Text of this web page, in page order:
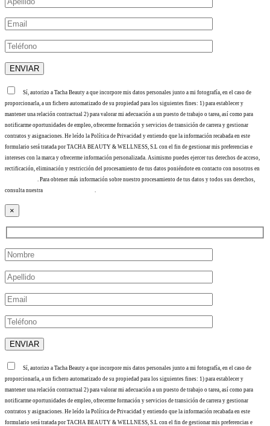
Sí, autorizo a Tacha Beauty a que incorpore mis datos personales junto a mi fotografía, en el caso de
proporcionarla, a un fichero automatizado de su propiedad para los siguientes fines: 1) para establecer y
mantener una relación contractual 2) para valorar mi adecuación a un puesto de trabajo o tarea, así como para
notificarme oportunidades de empleo, ofrecerme formación y servicios de transición de carrera y gestionar
contratos y asignaciones. He leído la Política de Privacidad y entiendo que la información recabada en este
formulario será tratada por TACHA BEAUTY & WELLNESS, S.L con el fin de gestionar mis preferencias e
intereses con la marca y ofrecerme información personalizada. Asimismo puedes ejercer tus derechos de acceso,
rectificación, eliminación y restricción del procesamiento de tus datos poniéndote en contacto con nosotros en
. Para obtener más información sobre nuestro procesamiento de tus datos y todos sus derechos,
consulta nuestra
.
×
Sí, autorizo a Tacha Beauty a que incorpore mis datos personales junto a mi fotografía, en el caso de
proporcionarla, a un fichero automatizado de su propiedad para los siguientes fines: 1) para establecer y
mantener una relación contractual 2) para valorar mi adecuación a un puesto de trabajo o tarea, así como para
notificarme oportunidades de empleo, ofrecerme formación y servicios de transición de carrera y gestionar
contratos y asignaciones. He leído la Política de Privacidad y entiendo que la información recabada en este
formulario será tratada por TACHA BEAUTY & WELLNESS, S.L con el fin de gestionar mis preferencias e